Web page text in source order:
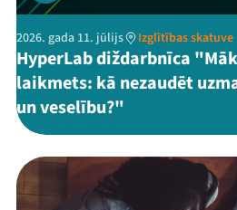
2026. gada 11. jūlijs Izglītības skatuve
HyperLab diždarbnīca
laikmets: kā nezaudēt
un veselību?"